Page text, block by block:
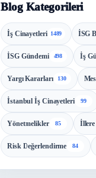
Blog Kategorileri
İş Cinayetleri 1489 İSG
İSG Gündemi 498 İş
Yargı Kararları 130
İstanbul İş Cinayetleri 99
Yönetmelikler 85
Risk Değerlendirme 84